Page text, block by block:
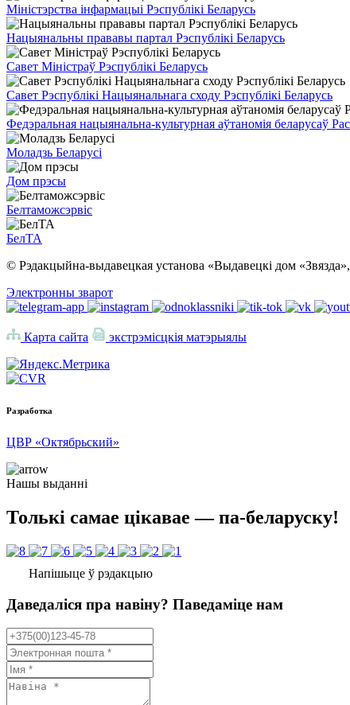
Міністэрства інфармацыі Рэспублікі Беларусь
Нацыянальны прававы партал Рэспублікі Беларусь
Савет Міністраў Рэспублікі Беларусь
Савет Рэспублікі Нацыянальнага сходу Рэспублікі Беларусь
Федэральная нацыянальна-культурная аўтаномія беларусаў
Моладзь Беларусі
Дом прэсы
Белтаможсэрвіс
БелТА
© Рэдакцыйна-выдавецкая установа «Выдавецкі дом
Электронны зварот
Карта сайта экстрэмісцкія матэрыялы
Разработка
ЦВР «Октябрьский»
Нашы выданні
Толькі самае цікавае — па-беларуску!
Напішыце ў рэдакцыю
Даведаліся пра навіну? Паведаміце нам